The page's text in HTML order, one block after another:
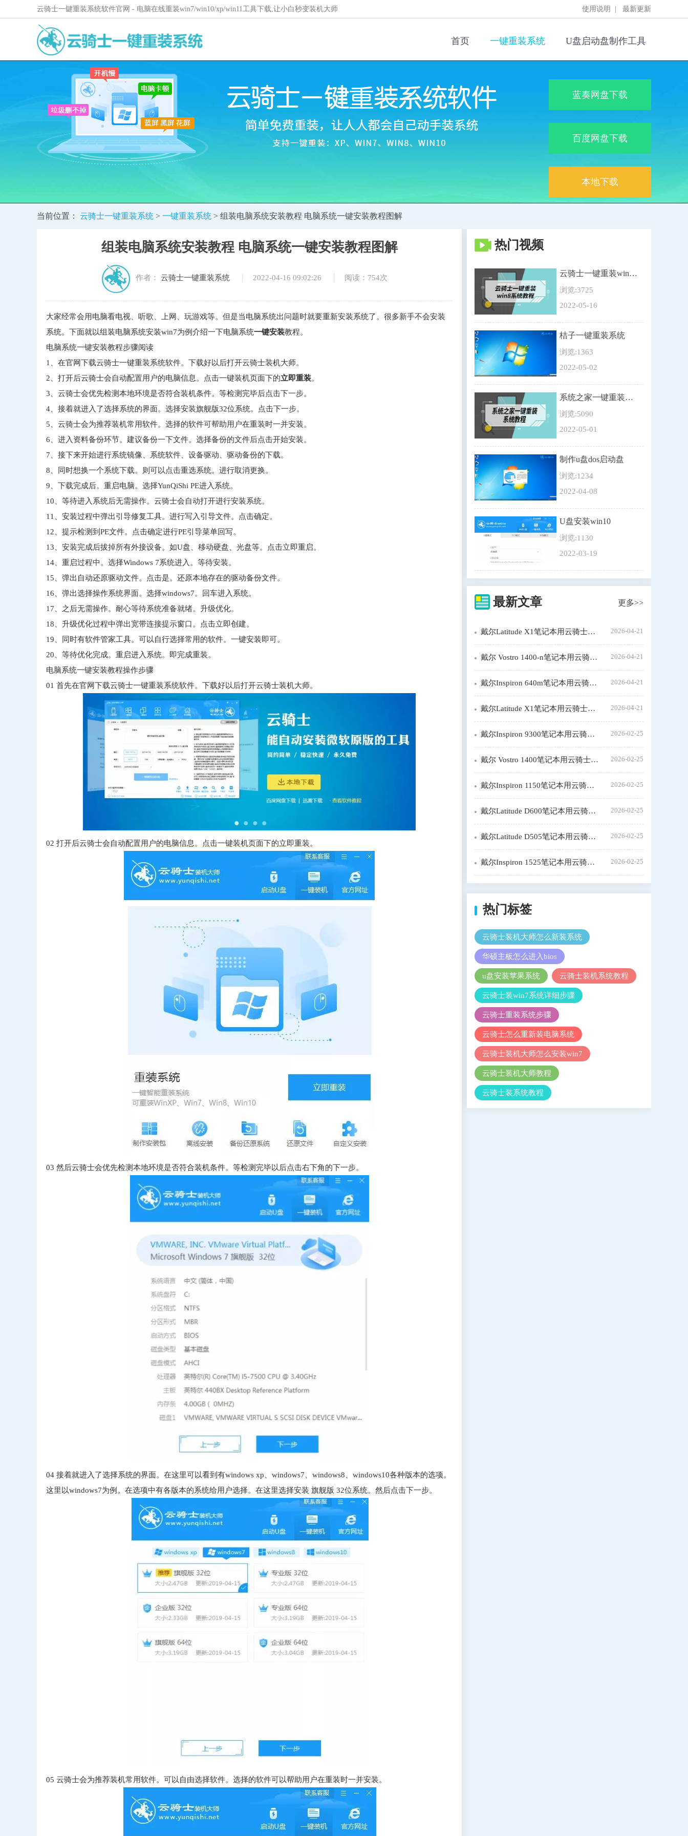
云骑士一键重装系统软件官网 - 电脑在线重装win7/win10/xp/win11工具下载,让小白秒变装机大师 使用说明 最新更新
首页 一键重装系统 U盘启动盘制作工具
蓝奏网盘下载
百度网盘下载
本地下载
当前位置： 云骑士一键重装系统 > 一键重装系统 > 组装电脑系统安装教程 电脑系统一键安装教程图解
组装电脑系统安装教程 电脑系统一键安装教程图解
作者： 云骑士一键重装系统 2022-04-16 09:02:26 阅读：754次
大家经常会用电脑看电视、听歌、上网、玩游戏等。但是当电脑系统出问题时就要重新安装系统了。很多新手不会安装
系统。下面就以组装电脑系统安装win7为例介绍一下电脑系统一键安装教程。
电脑系统一键安装教程步骤阅读
1、在官网下载云骑士一键重装系统软件。下载好以后打开云骑士装机大师。
2、打开后云骑士会自动配置用户的电脑信息。点击一键装机页面下的立即重装。
3、云骑士会优先检测本地环境是否符合装机条件。等检测完毕后点击下一步。
4、接着就进入了选择系统的界面。选择安装旗舰版32位系统。点击下一步。
5、云骑士会为推荐装机常用软件。选择的软件可帮助用户在重装时一并安装。
6、进入资料备份环节。建议备份一下文件。选择备份的文件后点击开始安装。
7、接下来开始进行系统镜像、系统软件、设备驱动、驱动备份的下载。
8、同时想换一个系统下载。则可以点击重选系统。进行取消更换。
9、下载完成后。重启电脑。选择YunQiShi PE进入系统。
10、等待进入系统后无需操作。云骑士会自动打开进行安装系统。
11、安装过程中弹出引导修复工具。进行写入引导文件。点击确定。
12、提示检测到PE文件。点击确定进行PE引导菜单回写。
13、安装完成后拔掉所有外接设备。如U盘、移动硬盘、光盘等。点击立即重启。
14、重启过程中。选择Windows 7系统进入。等待安装。
15、弹出自动还原驱动文件。点击是。还原本地存在的驱动备份文件。
16、弹出选择操作系统界面。选择windows7。回车进入系统。
17、之后无需操作。耐心等待系统准备就绪。升级优化。
18、升级优化过程中弹出宽带连接提示窗口。点击立即创建。
19、同时有软件管家工具。可以自行选择常用的软件。一键安装即可。
20、等待优化完成。重启进入系统。即完成重装。
电脑系统一键安装教程操作步骤
01 首先在官网下载云骑士一键重装系统软件。下载好以后打开云骑士装机大师。
02 打开后云骑士会自动配置用户的电脑信息。点击一键装机页面下的立即重装。
03 然后云骑士会优先检测本地环境是否符合装机条件。等检测完毕以后点击右下角的下一步。
04 接着就进入了选择系统的界面。在这里可以看到有windows xp、windows7、windows8、windows10各种版本的选项。
这里以windows7为例。在选项中有各版本的系统给用户选择。在这里选择安装 旗舰版 32位系统。然后点击下一步。
05 云骑士会为推荐装机常用软件。可以自由选择软件。选择的软件可以帮助用户在重装时一并安装。
热门视频
云骑士一键重装win8系统教程
浏览:3725
2022-05-16
桔子一键重装系统
浏览:1363
2022-05-02
系统之家一键重装系统教程
浏览:5090
2022-05-01
制作u盘dos启动盘
浏览:1234
2022-04-08
U盘安装win10
浏览:1130
2022-03-19
最新文章 更多>>
戴尔Latitude X1笔记本用云骑士装机步骤 2026-04-21
戴尔 Vostro 1400-n笔记本用云骑士装机大师怎么装xp系统 2026-04-21
戴尔Inspiron 640m笔记本用云骑士装机步骤 2026-04-21
戴尔Latitude X1笔记本用云骑士重装系统步骤 2026-04-21
戴尔Inspiron 9300笔记本用云骑士装机大师怎么安装win7 2026-02-25
戴尔 Vostro 1400笔记本用云骑士装window7系统教程 2026-02-25
戴尔Inspiron 1150笔记本用云骑士装机步骤 2026-02-25
戴尔Latitude D600笔记本用云骑士装系统教程 2026-02-25
戴尔Latitude D505笔记本用云骑士装机大师怎么新装系统 2026-02-25
戴尔Inspiron 1525笔记本用云骑士一键装机教程 2026-02-25
热门标签
云骑士装机大师怎么新装系统
华硕主板怎么进入bios
u盘安装苹果系统 云骑士装机系统教程
云骑士装win7系统详细步骤
云骑士重装系统步骤
云骑士怎么重新装电脑系统
云骑士装机大师怎么安装win7
云骑士装机大师教程
云骑士装系统教程